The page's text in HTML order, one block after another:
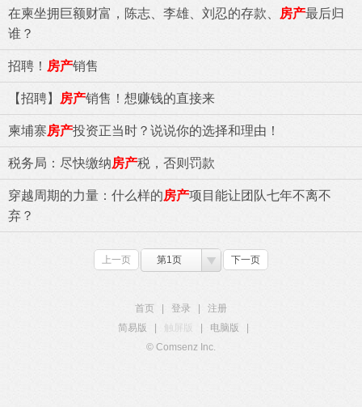
在柬坐拥巨额财富，陈志、李雄、刘忍的存款、 房产最后归
谁？
招聘！ 房产销售
【招聘】 房产销售！想赚钱的直接来
柬埔寨房产投资正当时？说说你的选择和理由！
税务局：尽快缴纳房产税，否则罚款
穿越周期的力量：什么样的房产项目能让团队七年不离不
弃？
上一页 第1页 下一页
首页 登录
注册
简易版
触屏版 电脑版
© Comsenz Inc.